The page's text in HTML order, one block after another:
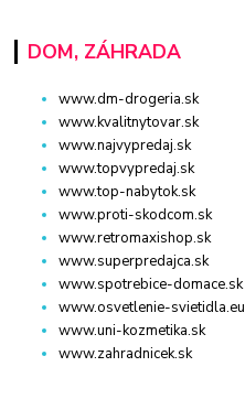
DOM, ZÁHRADA
www.dm-drogeria.sk
www.kvalitnytovar.sk
www.najvypredaj.sk
www.topvypredaj.sk
www.top-nabytok.sk
www.proti-skodcom.sk
www.retromaxishop.sk
www.superpredajca.sk
www.spotrebice-domace.sk
www.osvetlenie-svietidla.eu
www.uni-kozmetika.sk
www.zahradnicek.sk